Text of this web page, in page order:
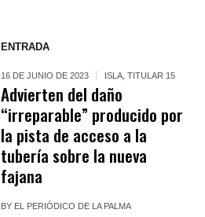
ENTRADA
16 DE JUNIO DE 2023 ISLA ,TITULAR 15
Advierten del daño
“irreparable” producido por
la pista de acceso a la
tubería sobre la nueva
fajana
BY EL PERIÓDICO DE LA PALMA